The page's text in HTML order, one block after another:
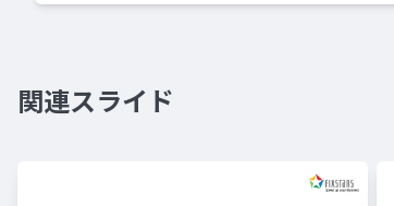
関連スライド